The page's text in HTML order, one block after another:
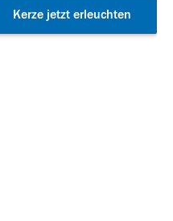
Kerze jetzt erleuchten